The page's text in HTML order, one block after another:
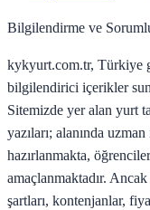
Bilgilendirme ve
kykyurt.com.tr, Türkiye
bilgilendirici içerikler
Sitemizde yer alan yurt
yazıları; alanında
hazırlanmakta,
amaçlanmaktadır.
şartları, kontenjanlar,